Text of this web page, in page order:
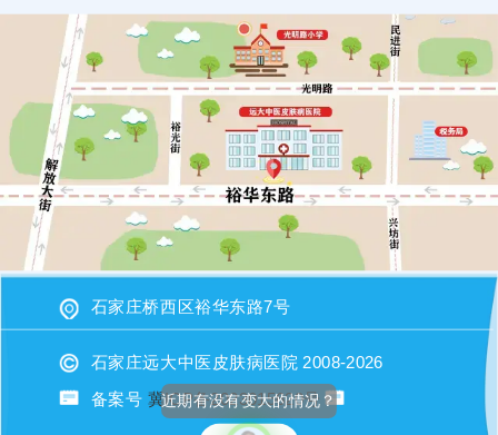
石家庄桥西区裕华东路7号
石家庄远大中医皮肤病医院 2008-2026
备案号 冀ICP备2023015620号
近期有没有变大的情况？